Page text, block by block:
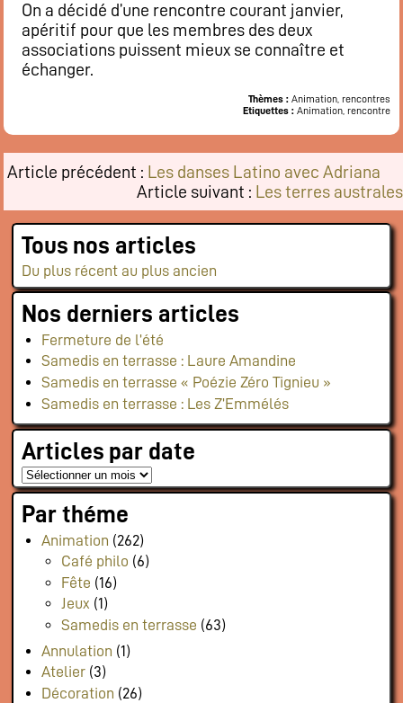
Animations
Animation régulières
Prochains événements par catégories
Tous les évènements par dates
Agenda de la semaine (nouvel onglet)
Mentions légales
Flux RSS articles
Flux RSS événements
Rapports et documents
On a décidé d’une rencontre courant janvier,
apéritif pour que les membres des deux
associations puissent mieux se connaître et
échanger.
Thèmes : Animation, rencontres
Etiquettes : Animation, rencontre
Article précédent : Les danses Latino avec Adriana
Article suivant : Les terres australes
Tous nos articles
Du plus récent au plus ancien
Nos derniers articles
Fermeture de l’été
Samedis en terrasse : Laure Amandine
Samedis en terrasse « Poézie Zéro Tignieu »
Samedis en terrasse : Les Z’Emmélés
Articles par date
Par théme
Animation (262)
Café philo (6)
Fête (16)
Jeux (1)
Samedis en terrasse (63)
Annulation (1)
Atelier(3)
Décoration (26)